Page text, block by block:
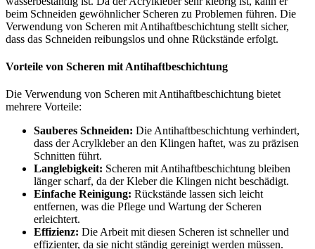
beim Schneiden gewöhnlicher Scheren zu Problemen führen. Die
Verwendung von Scheren mit Antihaftbeschichtung stellt sicher,
dass das Schneiden reibungslos und ohne Rückstände erfolgt.
Vorteile von Scheren mit Antihaftbeschichtung
Die Verwendung von Scheren mit Antihaftbeschichtung bietet
mehrere Vorteile:
Sauberes Schneiden: Die Antihaftbeschichtung verhindert,
dass der Acrylkleber an den Klingen haftet, was zu präzisen
Schnitten führt.
Langlebigkeit: Scheren mit Antihaftbeschichtung bleiben
länger scharf, da der Kleber die Klingen nicht beschädigt.
Einfache Reinigung: Rückstände lassen sich leicht
entfernen, was die Pflege und Wartung der Scheren
erleichtert.
Effizienz: Die Arbeit mit diesen Scheren ist schneller und
effizienter, da sie nicht ständig gereinigt werden müssen.